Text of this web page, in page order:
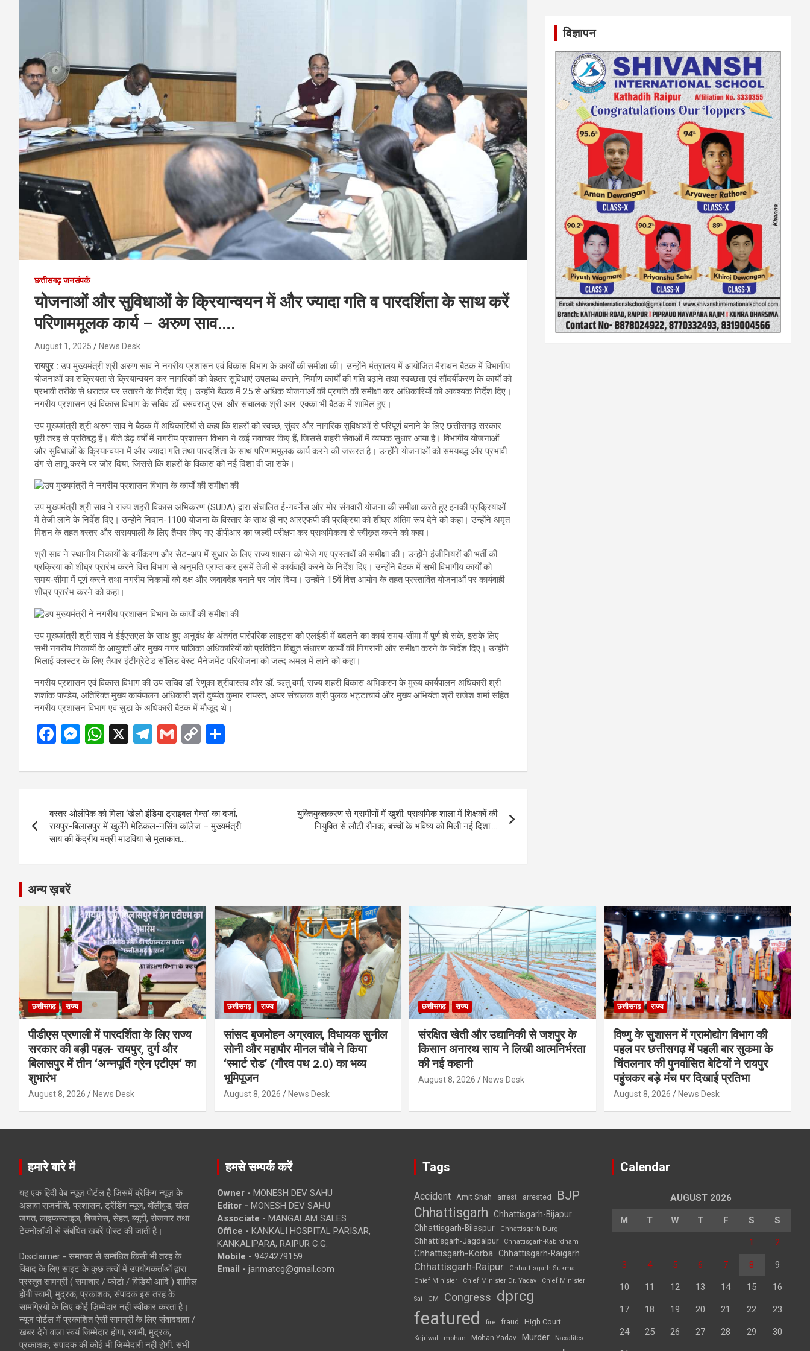
छत्तीसगढ़ जनसंपर्क
योजनाओं और सुविधाओं के क्रियान्वयन में और ज्यादा गति व पारदर्शिता के साथ करें
परिणाममूलक कार्य – अरुण साव….
August 1, 2025 News Desk
रायपुर :उप मुख्यमंत्री श्री अरुण साव ने नगरीय प्रशासन एवं विकास विभाग के कार्यों की समीक्षा की। उन्होंने मंत्रालय में आयोजित मैराथन बैठक में विभागीय
योजनाओं का सक्रियता से क्रियान्वयन कर नागरिकों को बेहतर सुविधाएं उपलब्ध कराने, निर्माण कार्यों की गति बढ़ाने तथा स्वच्छता एवं सौंदर्यीकरण के कार्यों को
प्रभावी तरीके से धरातल पर उतारने के निर्देश दिए। उन्होंने बैठक में 25 से अधिक योजनाओं की प्रगति की समीक्षा कर अधिकारियों को आवश्यक निर्देश दिए।
नगरीय प्रशासन एवं विकास विभाग के सचिव डॉ. बसवराजु एस. और संचालक श्री आर. एक्का भी बैठक में शामिल हुए।
उप मुख्यमंत्री श्री अरुण साव ने बैठक में अधिकारियों से कहा कि शहरों को स्वच्छ, सुंदर और नागरिक सुविधाओं से परिपूर्ण बनाने के लिए छत्तीसगढ़ सरकार
पूरी तरह से प्रतिबद्ध हैं। बीते डेढ़ वर्षों में नगरीय प्रशासन विभाग ने कई नवाचार किए हैं, जिससे शहरी सेवाओं में व्यापक सुधार आया है। विभागीय योजनाओं
और सुविधाओं के क्रियान्वयन में और ज्यादा गति तथा पारदर्शिता के साथ परिणाममूलक कार्य करने की जरूरत है। उन्होंने योजनाओं को समयबद्ध और प्रभावी
ढंग से लागू करने पर जोर दिया, जिससे कि शहरों के विकास को नई दिशा दी जा सके।
उप मुख्यमंत्री श्री साव ने राज्य शहरी विकास अभिकरण (SUDA) द्वारा संचालित ई-गवर्नेंस और मोर संगवारी योजना की समीक्षा करते हुए इनकी प्रक्रियाओं
में तेजी लाने के निर्देश दिए। उन्होंने निदान-1100 योजना के विस्तार के साथ ही नए आरएफपी की प्रक्रिया को शीघ्र अंतिम रूप देने को कहा। उन्होंने अमृत
मिशन के तहत बस्तर और सरायपाली के लिए तैयार किए गए डीपीआर का जल्दी परीक्षण कर प्राथमिकता से स्वीकृत करने को कहा।
श्री साव ने स्थानीय निकायों के वर्गीकरण और सेट-अप में सुधार के लिए राज्य शासन को भेजे गए प्रस्तावों की समीक्षा की। उन्होंने इंजीनियरों की भर्ती की
प्रक्रिया को शीघ्र प्रारंभ करने वित्त विभाग से अनुमति प्राप्त कर इसमें तेजी से कार्यवाही करने के निर्देश दिए। उन्होंने बैठक में सभी विभागीय कार्यों को
समय-सीमा में पूर्ण करने तथा नगरीय निकायों को दक्ष और जवाबदेह बनाने पर जोर दिया। उन्होंने 15वें वित्त आयोग के तहत प्रस्तावित योजनाओं पर कार्यवाही
शीघ्र प्रारंभ करने को कहा।
उप मुख्यमंत्री श्री साव ने ईईएसएल के साथ हुए अनुबंध के अंतर्गत पारंपरिक लाइट्स को एलईडी में बदलने का कार्य समय-सीमा में पूर्ण हो सके, इसके लिए
सभी नगरीय निकायों के आयुक्तों और मुख्य नगर पालिका अधिकारियों को प्रतिदिन विद्युत संधारण कार्यों की निगरानी और समीक्षा करने के निर्देश दिए। उन्होंने
भिलाई क्लस्टर के लिए तैयार इंटीग्रेटेड सॉलिड वेस्ट मैनेजमेंट परियोजना को जल्द अमल में लाने को कहा।
नगरीय प्रशासन एवं विकास विभाग की उप सचिव डॉ. रेणुका श्रीवास्तव और डॉ. ऋतु वर्मा, राज्य शहरी विकास अभिकरण के मुख्य कार्यपालन अधिकारी श्री
शशांक पाण्डेय, अतिरिक्त मुख्य कार्यपालन अधिकारी श्री दुष्यंत कुमार रायस्त, अपर संचालक श्री पुलक भट्टाचार्य और मुख्य अभियंता श्री राजेश शर्मा सहित
नगरीय प्रशासन विभाग एवं सुडा के अधिकारी बैठक में मौजूद थे।
F
ce
o
o
k
M
se
g
er
W
at
A
p
p
X
T
e
a
m
G
ail
C
py
n
k
ar
navigation
बस्तर ओलंपिक को मिला ‘खेलो इंडिया ट्राइबल गेम्स’ का दर्जा,
रायपुर-बिलासपुर में खुलेंगे मेडिकल-नर्सिंग कॉलेज – मुख्यमंत्री
साय की केंद्रीय मंत्री मांडविया से मुलाकात….
युक्तियुक्तकरण से ग्रामीणों में खुशी: प्राथमिक शाला में शिक्षकों की
नियुक्ति से लौटी रौनक, बच्चों के भविष्य को मिली नई दिशा….
विज्ञापन
अन्य ख़बरें
छत्तीसगढ़ राज्य
पीडीएस प्रणाली में पारदर्शिता के लिए राज्य
सरकार की बड़ी पहल- रायपुर, दुर्ग और
बिलासपुर में तीन ‘अन्नपूर्ति ग्रेन एटीएम‘ का
शुभारंभ
August 8, 2026 News Desk
छत्तीसगढ़ राज्य
सांसद बृजमोहन अग्रवाल, विधायक सुनील
सोनी और महापौर मीनल चौबे ने किया
‘स्मार्ट रोड’ (गौरव पथ 2.0) का भव्य
भूमिपूजन
August 8, 2026 News Desk
छत्तीसगढ़ राज्य
संरक्षित खेती और उद्यानिकी से जशपुर के
किसान अनारथ साय ने लिखी आत्मनिर्भरता
की नई कहानी
August 8, 2026 News Desk
छत्तीसगढ़ राज्य
विष्णु के सुशासन में ग्रामोद्योग विभाग की
पहल पर छत्तीसगढ़ में पहली बार सुकमा के
चिंतलनार की पुनर्वासित बेटियों ने रायपुर
पहुंचकर बड़े मंच पर दिखाई प्रतिभा
August 8, 2026 News Desk
हमारे बारे में
यह एक हिंदी वेब न्यूज़ पोर्टल है जिसमें ब्रेकिंग न्यूज़ के
अलावा राजनीति, प्रशासन, ट्रेंडिंग न्यूज, बॉलीवुड, खेल
जगत, लाइफस्टाइल, बिजनेस, सेहत, ब्यूटी, रोजगार तथा
टेक्नोलॉजी से संबंधित खबरें पोस्ट की जाती है।
Disclaimer - समाचार से सम्बंधित किसी भी तरह के
विवाद के लिए साइट के कुछ तत्वों में उपयोगकर्ताओं द्वारा
प्रस्तुत सामग्री ( समाचार / फोटो / विडियो आदि ) शामिल
होगी स्वामी, मुद्रक, प्रकाशक, संपादक इस तरह के
सामग्रियों के लिए कोई ज़िम्मेदार नहीं स्वीकार करता है।
न्यूज़ पोर्टल में प्रकाशित ऐसी सामग्री के लिए संवाददाता /
खबर देने वाला स्वयं जिम्मेदार होगा, स्वामी, मुद्रक,
प्रकाशक, संपादक की कोई भी जिम्मेदारी नहीं होगी. सभी
हमसे सम्पर्क करें
Owner - MONESH DEV SAHU
Editor - MONESH DEV SAHU
Associate - MANGALAM SALES
Office - KANKALI HOSPITAL PARISAR,
KANKALIPARA, RAIPUR C.G.
Mobile - 9424279159
Email - janmatcg@gmail.com
Tags
Accident Amit Shah arrest arrested BJP
Chhattisgarh
Chhattisgarh-Bijapur
Chhattisgarh-Bilaspur
Chhattisgarh-Durg
Chhattisgarh-Jagdalpur Chhattisgarh-Kabirdham
Chhattisgarh-Korba Chhattisgarh-Raigarh
Chhattisgarh-Raipur
Chhattisgarh-Sukma
Chief Minister
Chief Minister Dr. Yadav Chief Minister
Sai CM Congress dprcg
featured fire fraud High Court
Kejriwal mohan Mohan Yadav Murder Naxalites
Calendar
AUGUST 2026
M T W T F S S
1 2
3 4 5 6 7 8 9
10 11 12 13 14 15 16
17 18 19 20 21 22 23
24 25 26 27 28 29 30